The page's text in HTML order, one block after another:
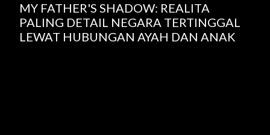
MY FATHER'S SHADOW: REALITA
PALING DETAIL NEGARA TERTINGGAL
LEWAT HUBUNGAN AYAH DAN ANAK